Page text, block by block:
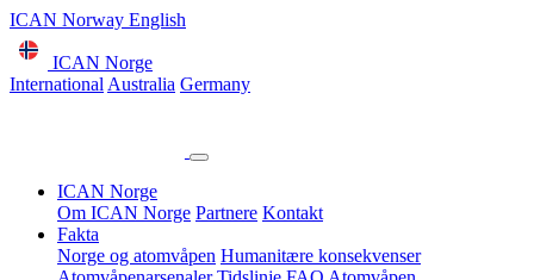
ICAN Norway English
ICAN Norge
International Australia Germany
ICAN Norge
Om ICAN Norge Partnere Kontakt
Fakta
Norge og atomvåpen Humanitære konsekvenser